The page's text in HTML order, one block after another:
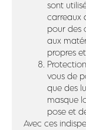
sont
carreaux
pour des
aux
propres
vous de
que des
masque
pose et
Avec ces